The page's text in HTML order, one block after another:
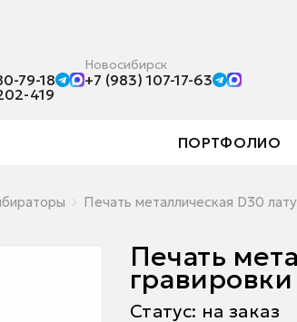
79-18
419
Новосибирск
+7 (983) 107-17-63
ПОРТФОЛИО
Печать металлическая D30
Печать
гравировки
Статус: на заказ